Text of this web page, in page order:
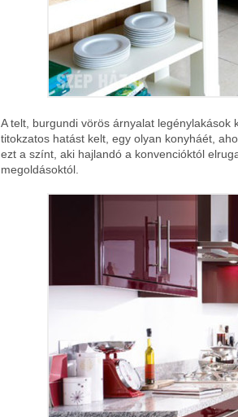
A telt, burgundi vörös árnyalat
titokzatos hatást kelt, egy olyan konyháét,
ezt a színt, aki hajlandó a konvencióktól
megoldásoktól.